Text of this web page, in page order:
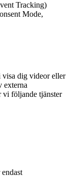
Tracking)
Mode,
visa dig videor eller
externa
vi följande tjänster